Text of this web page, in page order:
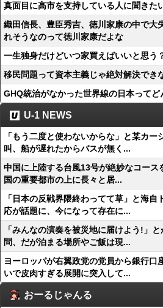
真面目に高市を支持している人に聞きた
織田信長、豊臣秀吉、徳川家康の中で大
れそうなのって徳川家康だよな
一生独身だけどいつ家買えばいいと思う
移民問題って資本主義じゃ絶対解決でき
GHQ統治がなかった世界線の日本って
U-1 NEWS
「もう二度と使わないからな」と某カ
叫、船が遅れたからバスが無く...
中国に上陸する台風13号が絶妙なコース
国の重要都市の上に長々と居...
「日本の反戦界隈終わってて草」と海
応が話題に、今になって存在に...
「みんなの演奏を被災地に届けよう!」
問、だが泊まる場所やご飯は現...
ヨーロッパが右翼政党の党員から銀行口
いで皮肉すぎる展開に突入して...
おーるじゃんる